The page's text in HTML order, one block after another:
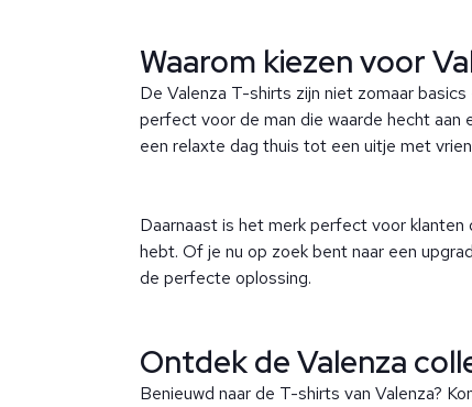
Waarom kiezen voor
De Valenza T-shirts zijn niet zomaar
perfect voor de man die waarde hecht aan
een relaxte dag thuis tot een uitje met
Daarnaast is het merk perfect voor klanten
hebt. Of je nu op zoek bent naar een
de perfecte oplossing.
Ontdek de Valenza
Benieuwd naar de T-shirts van Valenza?